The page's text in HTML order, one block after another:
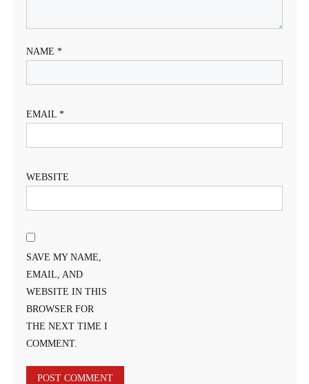
NAME *
EMAIL *
WEBSITE
SAVE MY NAME,
EMAIL, AND
WEBSITE IN THIS
BROWSER FOR
THE NEXT TIME I
COMMENT.